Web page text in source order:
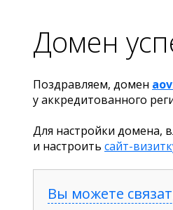
Домен
Поздравляем, домен
у аккредитованного
Для настройки домена,
и настроить сайт-
Вы можете